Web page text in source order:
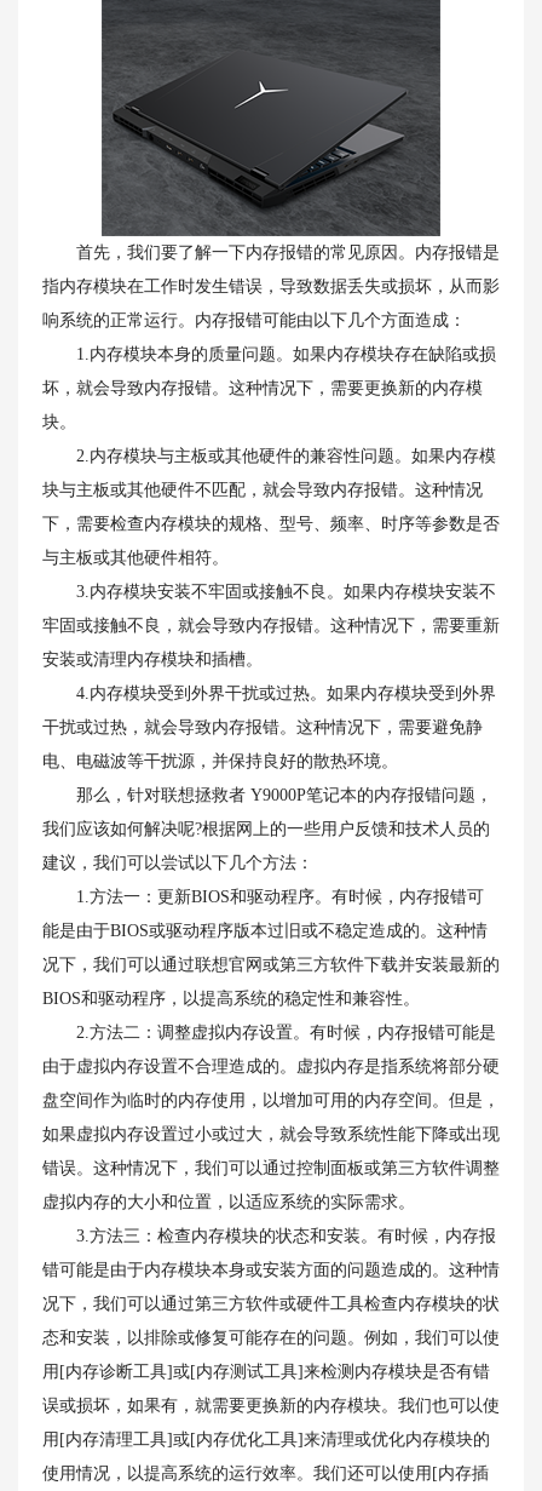
首先，我们要了解一下内存报错的常见原因。内存报错是
指内存模块在工作时发生错误，导致数据丢失或损坏，从而影
响系统的正常运行。内存报错可能由以下几个方面造成：
1.内存模块本身的质量问题。如果内存模块存在缺陷或损
坏，就会导致内存报错。这种情况下，需要更换新的内存模
块。
2.内存模块与主板或其他硬件的兼容性问题。如果内存模
块与主板或其他硬件不匹配，就会导致内存报错。这种情况
下，需要检查内存模块的规格、型号、频率、时序等参数是否
与主板或其他硬件相符。
3.内存模块安装不牢固或接触不良。如果内存模块安装不
牢固或接触不良，就会导致内存报错。这种情况下，需要重新
安装或清理内存模块和插槽。
4.内存模块受到外界干扰或过热。如果内存模块受到外界
干扰或过热，就会导致内存报错。这种情况下，需要避免静
电、电磁波等干扰源，并保持良好的散热环境。
那么，针对联想拯救者 Y9000P笔记本的内存报错问题，
我们应该如何解决呢?根据网上的一些用户反馈和技术人员的
建议，我们可以尝试以下几个方法：
1.方法一：更新BIOS和驱动程序。有时候，内存报错可
能是由于BIOS或驱动程序版本过旧或不稳定造成的。这种情
况下，我们可以通过联想官网或第三方软件下载并安装最新的
BIOS和驱动程序，以提高系统的稳定性和兼容性。
2.方法二：调整虚拟内存设置。有时候，内存报错可能是
由于虚拟内存设置不合理造成的。虚拟内存是指系统将部分硬
盘空间作为临时的内存使用，以增加可用的内存空间。但是，
如果虚拟内存设置过小或过大，就会导致系统性能下降或出现
错误。这种情况下，我们可以通过控制面板或第三方软件调整
虚拟内存的大小和位置，以适应系统的实际需求。
3.方法三：检查内存模块的状态和安装。有时候，内存报
错可能是由于内存模块本身或安装方面的问题造成的。这种情
况下，我们可以通过第三方软件或硬件工具检查内存模块的状
态和安装，以排除或修复可能存在的问题。例如，我们可以使
用[内存诊断工具]或[内存测试工具]来检测内存模块是否有错
误或损坏，如果有，就需要更换新的内存模块。我们也可以使
用[内存清理工具]或[内存优化工具]来清理或优化内存模块的
使用情况，以提高系统的运行效率。我们还可以使用[内存插